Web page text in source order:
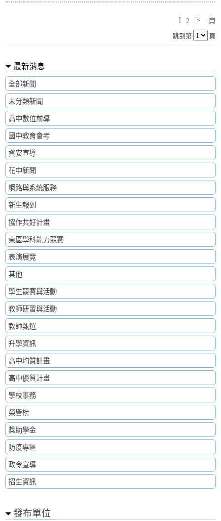
1 2 下一頁
跳到第 頁
最新消息
全部新聞
未分類新聞
高中數位前導
國中教育會考
資安宣導
花中新聞
網路與系統服務
新生報到
協作共好計畫
東區學科能力競賽
表演展覽
其他
學生競賽與活動
教師研習與活動
教師甄選
升學資訊
高中均質計畫
高中優質計畫
學校事務
榮譽榜
獎助學金
防疫專區
政令宣導
招生資訊
發布單位